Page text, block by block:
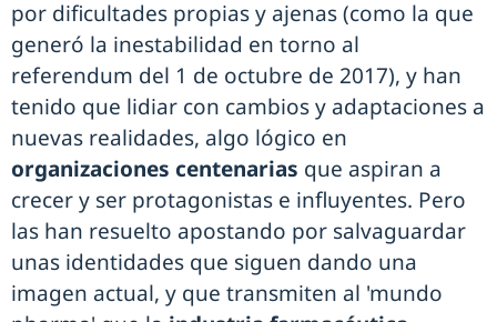
por dificultades propias y ajenas (como la que
generó la inestabilidad en torno al
referendum del 1 de octubre de 2017), y han
tenido que lidiar con cambios y adaptaciones a
nuevas realidades, algo lógico en
organizaciones centenarias que aspiran a
crecer y ser protagonistas e influyentes. Pero
las han resuelto apostando por salvaguardar
unas identidades que siguen dando una
imagen actual, y que transmiten al 'mundo